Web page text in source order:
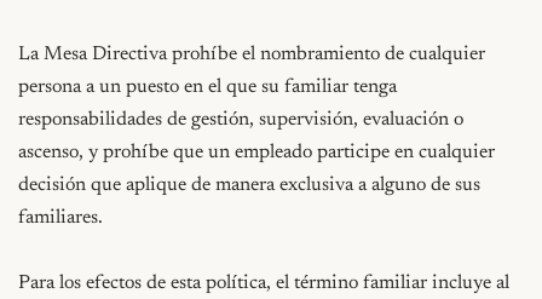
La Mesa Directiva prohíbe el nombramiento de cualquier
persona a un puesto en el que su familiar tenga
responsabilidades de gestión, supervisión, evaluación o
ascenso, y prohíbe que un empleado participe en cualquier
decisión que aplique de manera exclusiva a alguno de sus
familiares.
Para los efectos de esta política, el término familiar incluye al